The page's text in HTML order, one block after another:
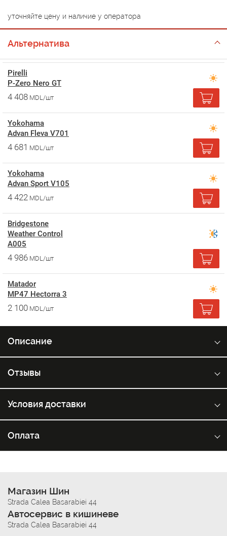
уточняйте цену и наличие у оператора
Альтернатива
Pirelli
P-Zero Nero GT
4 408 MDL/шт
Yokohama
Advan Fleva V701
4 681 MDL/шт
Yokohama
Advan Sport V105
4 422 MDL/шт
Bridgestone
Weather Control
A005
4 986 MDL/шт
Matador
MP47 Hectorra 3
2 100 MDL/шт
Описание
Отзывы
Условия доставки
Оплата
Магазин Шин
Strada Calea Basarabiei 44
Автосервис в кишиневе
Strada Calea Basarabiei 44